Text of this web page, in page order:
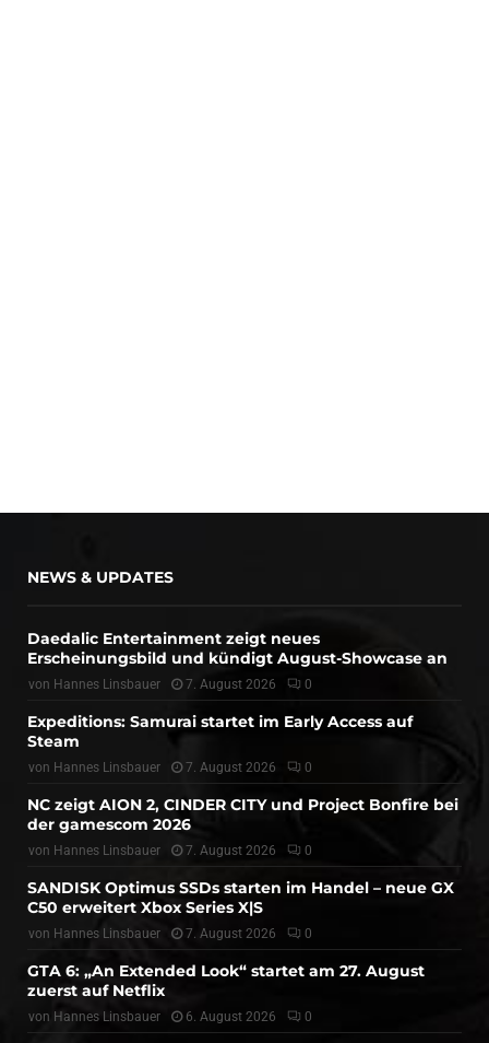
NEWS & UPDATES
Daedalic Entertainment zeigt neues
Erscheinungsbild und kündigt August-Showcase an
von Hannes Linsbauer 7. August 2026 0
Expeditions: Samurai startet im Early Access auf
Steam
von Hannes Linsbauer 7. August 2026 0
NC zeigt AION 2, CINDER CITY und Project Bonfire bei
der gamescom 2026
von Hannes Linsbauer 7. August 2026 0
SANDISK Optimus SSDs starten im Handel – neue GX
C50 erweitert Xbox Series X|S
von Hannes Linsbauer 7. August 2026 0
GTA 6: „An Extended Look“ startet am 27. August
zuerst auf Netflix
von Hannes Linsbauer 6. August 2026 0